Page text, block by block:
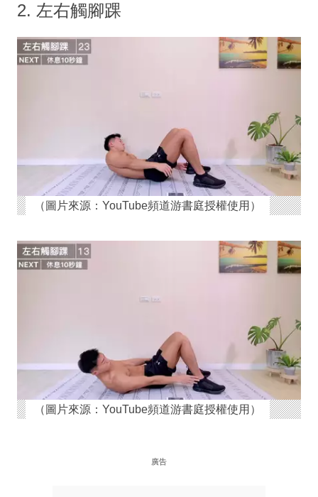
2. 左右觸腳踝
（圖片來源：YouTube頻道游書庭授權使用）
（圖片來源：YouTube頻道游書庭授權使用）
廣告